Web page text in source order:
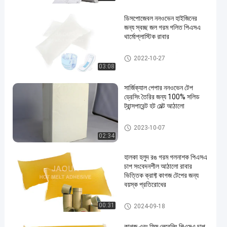
03:08
ডিসপোজেবল ননওভেন হাইজিনের
জন্য স্বচ্ছ জল গরম গলিত পিএসএ
থার্মোপ্লাস্টিক রাবার
পিএসএ চাপ সংবেদনশীল আঠালো
2022-10-27
02:34
সার্জিক্যাল পেপার ননওভেন টেপ
ড্রেসিং তৈরির জন্য 100% সলিড
ট্রান্সপারেন্ট হট মেল্ট আঠালো
পিএসএ চাপ সংবেদনশীল আঠালো
2023-10-07
00:31
হালকা হলুদ রঙ গরম গলনাশক পিএসএ
চাপ সংবেদনশীল আঠালো রাবার
ভিত্তিক ক্রাফ্ট কাগজ টেপের জন্য
বয়স্ক প্রতিরোধের
পিএসএ চাপ সংবেদনশীল আঠালো
2024-09-18